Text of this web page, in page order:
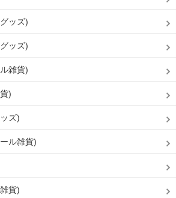
ッズ)
ッズ)
雑貨)
)
ズ)
ル雑貨)
貨)